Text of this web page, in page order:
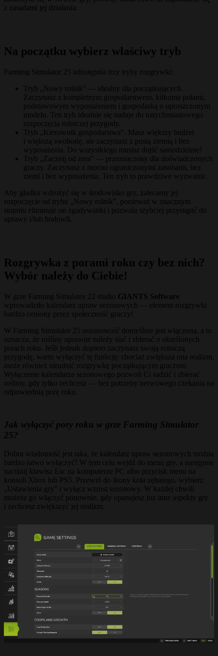
z zasadami jej działania.
Na początku wybierz właściwy tryb
Farming Simulator 25 udostępnia trzy tryby rozgrywki:
Tryb „Nowy rolnik” — idealny dla początkujących.
Zaczynasz z kompletnym gospodarstwem, kilkoma polami,
podstawowym wyposażeniem i gospodarką o uproszczonym
modelu. Ten tryb idealnie się nadaje do natychmiastowego
rozpoczęcia rolniczej przygody.
Tryb „Kierownik gospodarstwa”. Masz większy budżet
i większą swobodę, ale zaczynasz z pustą ziemią i bez
wyposażenia. Do wszystkiego musisz dojść samodzielnie!
Tryb „Zacznij od zera” — przeznaczony dla doświadczonych
graczy. Zaczynasz z mocno ograniczonymi zasobami, bez
ziemi i bez wyposażenia. Ten tryb to prawdziwe wyzwanie.
Aby gładko wdrożyć się w środowisko gry, zalecamy jej
rozpoczęcie od trybu „Nowy rolnik”, ponieważ w znacznym
stopniu eliminuje on zgadywanki i pozwala szybciej przystąpić do
uprawy i/lub hodowli.
Rozgrywka z porami roku czy bez nich?
Wybór należy do Ciebie!
W grze Farming Simulator 22 studio GIANTS Software
wprowadziło kalendarz upraw sezonowych — element rozgrywki
bardzo ceniony przez społeczność graczy!
W Farming Simulator 25 sezonowość domyślnie jest włączona, a to
oznacza, że rośliny uprawne należy siać i zbierać o określonych
porach roku. Jeśli jednak dopiero zaczynasz swoją rolniczą
przygodę, warto wyłączyć tę funkcję: chociaż zwiększa ona realizm,
może również utrudnić rozgrywkę początkującym graczom.
Wyłączenie kalendarza sezonowego pozwoli Ci sadzić i zbierać
rośliny, gdy tylko zechcesz — bez potrzeby nerwowego czekania na
odpowiednią porę roku.
Jak wyłączyć pory roku w grze Farming Simulator
25?
Dobra wiadomość jest taka, że kalendarz upraw sezonowych można
bardzo łatwo wyłączyć! W tym celu wejdź do menu gry, a następnie
naciśnij klawisz Esc na komputerze PC albo przycisk menu na
konsoli Xbox lub PS5. Przewiń do ikony koła zębatego, wybierz
„Ustawienia gry” i wyłącz wzrost sezonowy. W każdej chwili
możesz go włączyć ponownie, gdy opanujesz już inne aspekty gry
i zechcesz zwiększyć jej realizm.